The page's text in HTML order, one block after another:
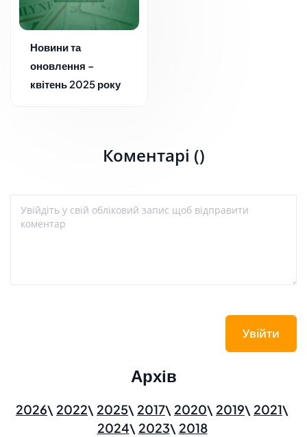
Новини та
оновлення –
квітень 2025 року
Коментарі ()
Увійти
Архів
2026 2022 2025 2017 2020 2019
2021
2024
2023 2018